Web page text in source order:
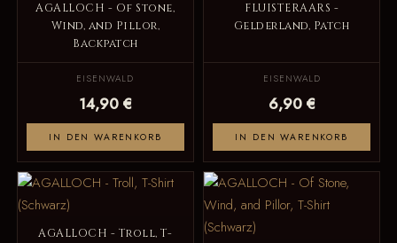
AGALLOCH - Of Stone,
Wind, and Pillor,
Backpatch
EISENWALD
14,90 €
IN DEN WARENKORB
FLUISTERAARS -
Gelderland, Patch
EISENWALD
6,90 €
IN DEN WARENKORB
AGALLOCH - Troll, T-